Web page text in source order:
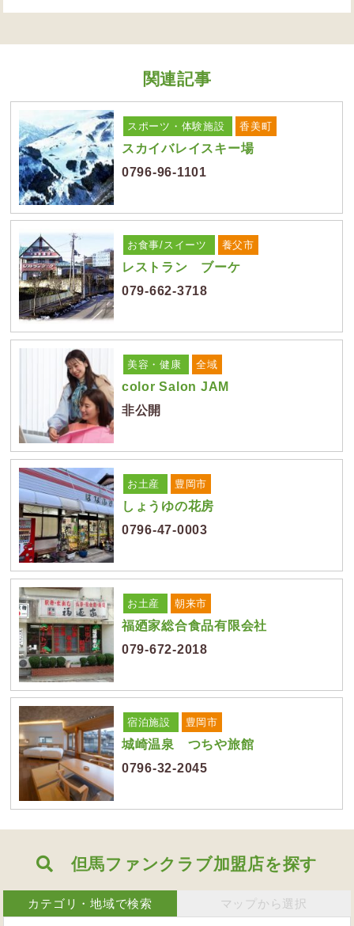
関連記事
スポーツ・体験施設 香美町
スカイバレイスキー場
0796-96-1101
お食事/スイーツ 養父市
レストラン ブーケ
079-662-3718
美容・健康 全域
color Salon JAM
非公開
お土産 豊岡市
しょうゆの花房
0796-47-0003
お土産 朝来市
福廼家総合食品有限会社
079-672-2018
宿泊施設 豊岡市
城崎温泉 つちや旅館
0796-32-2045
但馬ファンクラブ加盟店を探す
カテゴリ・地域で検索 マップから選択